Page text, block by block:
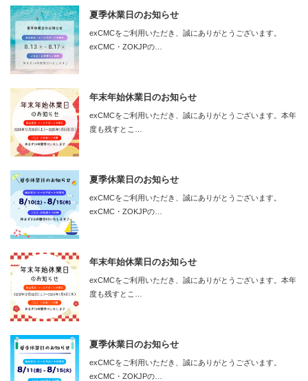
夏季休業日のお知らせ
exCMCをご利用いただき、誠にありがとうございます。
exCMC・ZOKJPの…
年末年始休業日のお知らせ
exCMCをご利用いただき、誠にありがとうございます。本年
度も残すとこ…
夏季休業日のお知らせ
exCMCをご利用いただき、誠にありがとうございます。
exCMC・ZOKJPの…
年末年始休業日のお知らせ
exCMCをご利用いただき、誠にありがとうございます。本年
度も残すとこ…
夏季休業日のお知らせ
exCMCをご利用いただき、誠にありがとうございます。
exCMC・ZOKJPの…